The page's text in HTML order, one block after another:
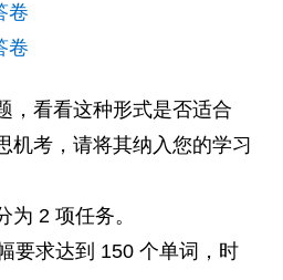
卷
卷
，看看这种形式是否适合
机考，请将其纳入您的学习
为 2 项任务。
要求达到 150 个单词，时